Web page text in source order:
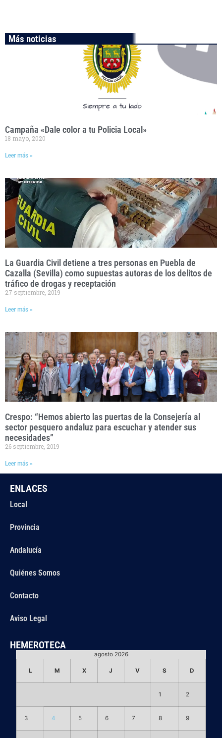
Más noticias
Campaña «Dale color a tu Policia Local»
18 mayo, 2020
Leer más »
La Guardia Civil detiene a tres personas en Puebla de
Cazalla (Sevilla) como supuestas autoras de los delitos de
tráfico de drogas y receptación
27 septiembre, 2019
Leer más »
Crespo: “Hemos abierto las puertas de la Consejería al
sector pesquero andaluz para escuchar y atender sus
necesidades”
26 septiembre, 2019
Leer más »
ENLACES
Local
Provincia
Andalucía
Quiénes Somos
Contacto
Aviso Legal
HEMEROTECA
agosto 2026
L M X J V S D
1 2
3 4 5 6 7 8 9